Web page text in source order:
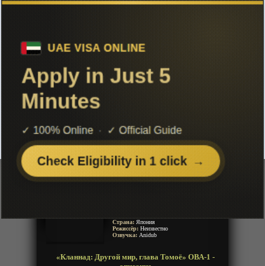
Чтобы не терять с нами связь,
подписывайся на наш
«Кланнад: Другой мир, глава Томоё»
Добавленно: 03 декабря 2019 | Серии: [1 из 1]
Clannad: Mou Hitotsu no Sekai,
Кланнад ОВА
Страна: Япония
Режиссёр: Неизвестно
Озвучка: Anidub
«Кланнад: Другой мир, глава Томоё» ОВА-1 -